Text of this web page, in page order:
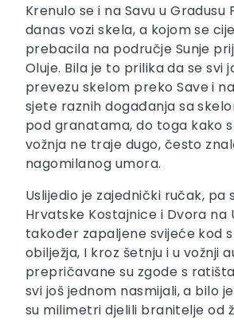
Krenulo se i na Savu u Gradusu
danas vozi skela, a kojom se
prebacila na područje Sunje
Oluje. Bila je to prilika da se svi
prevezu skelom preko Save i
sjete raznih događanja sa
pod granatama, do toga kako
vožnja ne traje dugo, često
nagomilanog umora.
Uslijedio je zajednički ručak, pa
Hrvatske Kostajnice i Dvora na
također zapaljene svijeće kod
obilježja, I kroz šetnju i u vožnji
prepričavane su zgode s
svi još jednom nasmijali, a bilo
su milimetri djelili branitelje od